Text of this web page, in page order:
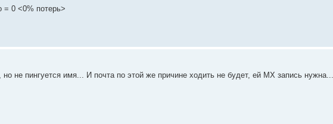
= 0 <0% потерь>
не пингуется имя... И почта по этой же причине ходить не будет, ей МХ запись